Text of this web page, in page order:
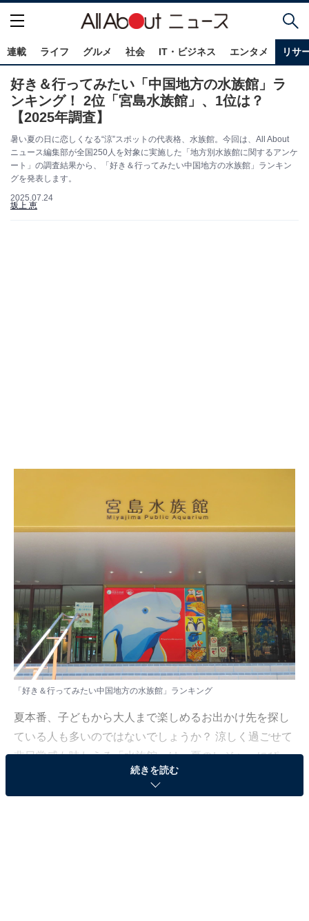
連載 ライフ グルメ 社会 IT・ビジネス エンタメ リサ
好き＆行ってみたい「中国地方の水族館」ラ
ンキング！ 2位「宮島水族館」、1位は？
【2025年調査】
暑い夏の日に恋しくなる“涼”スポットの代表格、水族館。今回は、All About
ニュース編集部が全国250人を対象に実施した「地方別水族館に関するアンケ
ート」の調査結果から、「好き＆行ってみたい中国地方の水族館」ランキン
グを発表します。
2025.07.24
坂上 恵
「好き＆行ってみたい中国地方の水族館」ランキング
夏本番、子どもから大人まで楽しめるお出かけ先を探し
ている人も多いのではないでしょうか？ 涼しく過ごせて
非日常感も味わえる「水族館」は、夏のレジャーにぴっ
続きを読む